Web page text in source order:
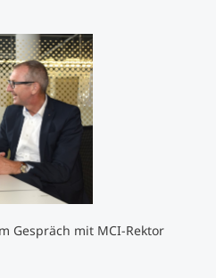
Finder
Gespräch mit MCI-Rektor